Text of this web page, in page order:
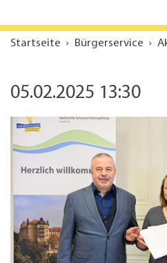
Startseite Bürgerservice
05.02.2025 13:30